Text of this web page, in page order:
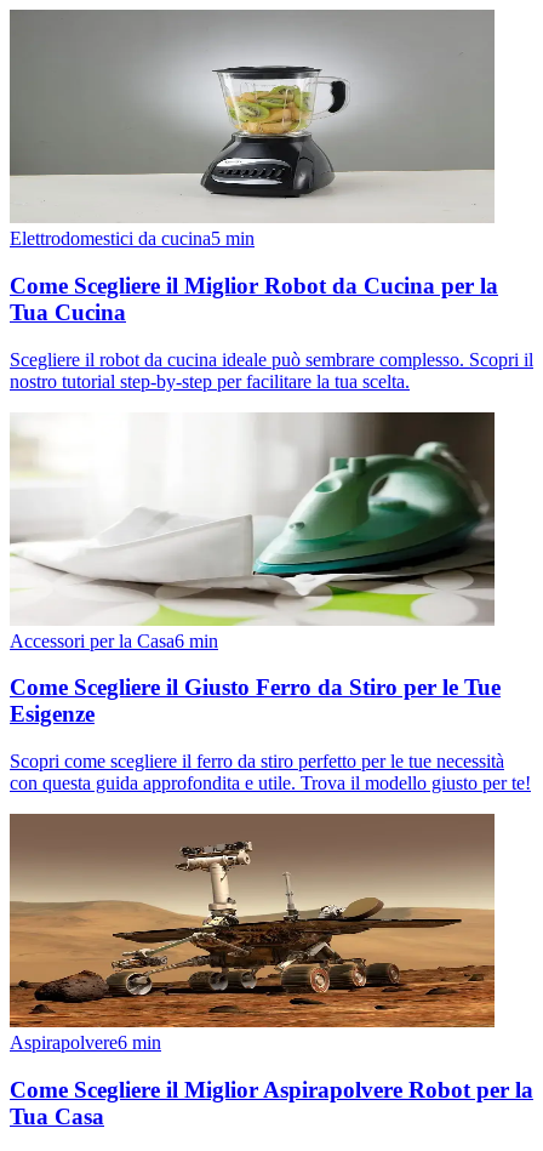
Elettrodomestici da cucina5 min
Come Scegliere il Miglior Robot da Cucina per la
Tua Cucina
Scegliere il robot da cucina ideale può sembrare complesso. Scopri il
nostro tutorial step-by-step per facilitare la tua scelta.
Accessori per la Casa6 min
Come Scegliere il Giusto Ferro da Stiro per le Tue
Esigenze
Scopri come scegliere il ferro da stiro perfetto per le tue necessità
con questa guida approfondita e utile. Trova il modello giusto per te!
Aspirapolvere6 min
Come Scegliere il Miglior Aspirapolvere Robot per la
Tua Casa